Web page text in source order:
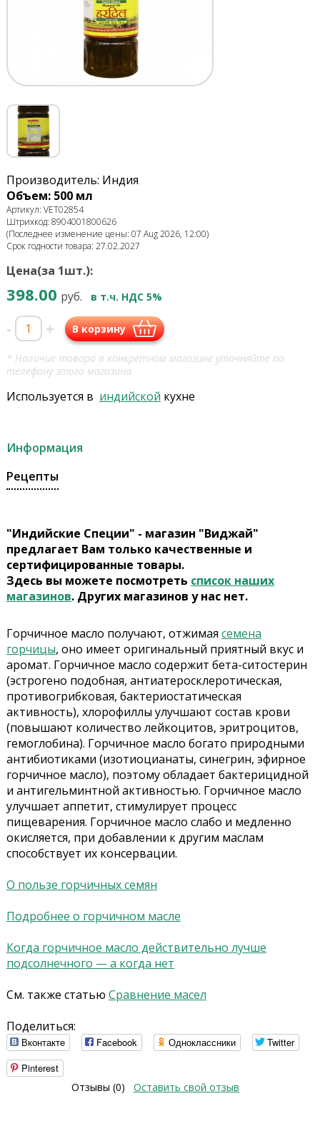
Производитель: Индия
Объем: 500 мл
Артикул: VET02854
Штрихкод: 8904001800626
(Последнее изменение цены: 07 Aug 2026, 12:00)
Срок годности товара: 27.02.2027
Цена(за 1шт.):
398.00 руб. в т.ч. НДС 5%
- + В корзину
* Наличие товара в конкретном магазине уточняйте по
телефону этого магазина.
Используется в индийской кухне
Информация
Рецепты
"Индийские Специи" - магазин "Виджай"
предлагает Вам только качественные и
сертифицированные товары.
Здесь вы можете посмотреть список наших
магазинов. Других магазинов у нас нет.
Горчичное масло получают, отжимая семена
горчицы, оно имеет оригинальный приятный вкус и
аромат. Горчичное масло содержит бета-ситостерин
(эстрогено подобная, антиатеросклеротическая,
противогрибковая, бактериостатическая
активность), хлорофиллы улучшают состав крови
(повышают количество лейкоцитов, эритроцитов,
гемоглобина). Горчичное масло богато природными
антибиотиками (изотиоцианаты, синегрин, эфирное
горчичное масло), поэтому обладает бактерицидной
и антигельминтной активностью. Горчичное масло
улучшает аппетит, стимулирует процесс
пищеварения. Горчичное масло слабо и медленно
окисляется, при добавлении к другим маслам
способствует их консервации.
О пользе горчичных семян
Подробнее о горчичном масле
Когда горчичное масло действительно лучше
подсолнечного — а когда нет
См. также статью Сравнение масел
Поделиться:
Вконтакте Facebook Одноклассники
Twitter
Pinterest
Отзывы (0)
Оставить свой отзыв